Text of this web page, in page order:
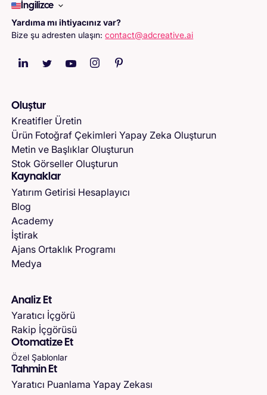
İngilizce
Yardıma mı ihtiyacınız var?
Bize şu adresten ulaşın:contact@adcreative.ai
Oluştur
Kreatifler Üretin
Ürün Fotoğraf Çekimleri Yapay Zeka Oluşturun
Metin ve Başlıklar Oluşturun
Stok Görseller Oluşturun
Kaynaklar
Yatırım Getirisi Hesaplayıcı
Blog
Academy
İştirak
Ajans Ortaklık Programı
Medya
Analiz Et
Yaratıcı İçgörü
Rakip İçgörüsü
Otomatize Et
Özel Şablonlar
Tahmin Et
Yaratıcı Puanlama Yapay Zekası